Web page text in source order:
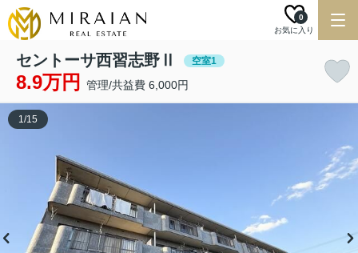
お気に入り
0
セントーサ西習志野Ⅱ 空室1
8.9万円 管理/共益費 6,000円
1/15